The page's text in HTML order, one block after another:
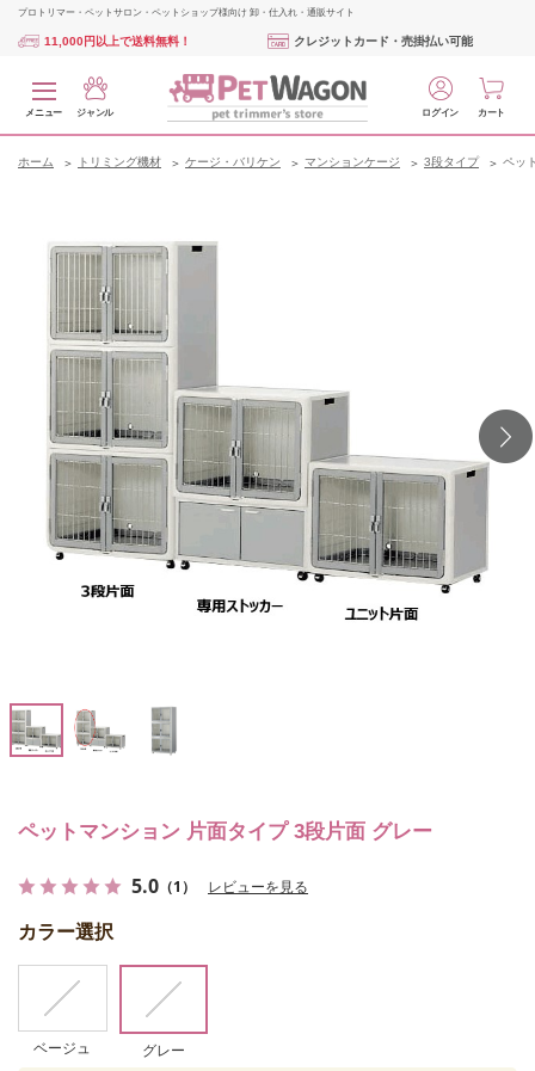
プロトリマー・ペットサロン・ペットショップ様向け 卸・仕入れ・通販サイト
11,000円以上で送料無料！ クレジットカード・売掛払い可能
メニュー ジャンル ログイン カート
ホーム トリミング機材 ケージ・バリケン マンションケージ 3段タイプ ペッ
ペットマンション 片面タイプ 3段片面 グレー
5.0 （1） レビューを見る
カラー選択
ベージュ グレー